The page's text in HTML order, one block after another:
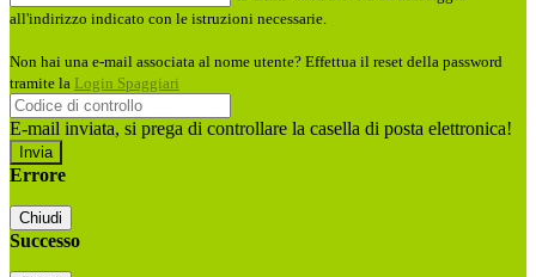
all'indirizzo indicato con le istruzioni necessarie.
Non hai una e-mail associata al nome utente? Effettua il reset della password
tramite la Login Spaggiari
E-mail inviata, si prega di controllare la casella di posta elettronica!
Errore
Chiudi
Successo